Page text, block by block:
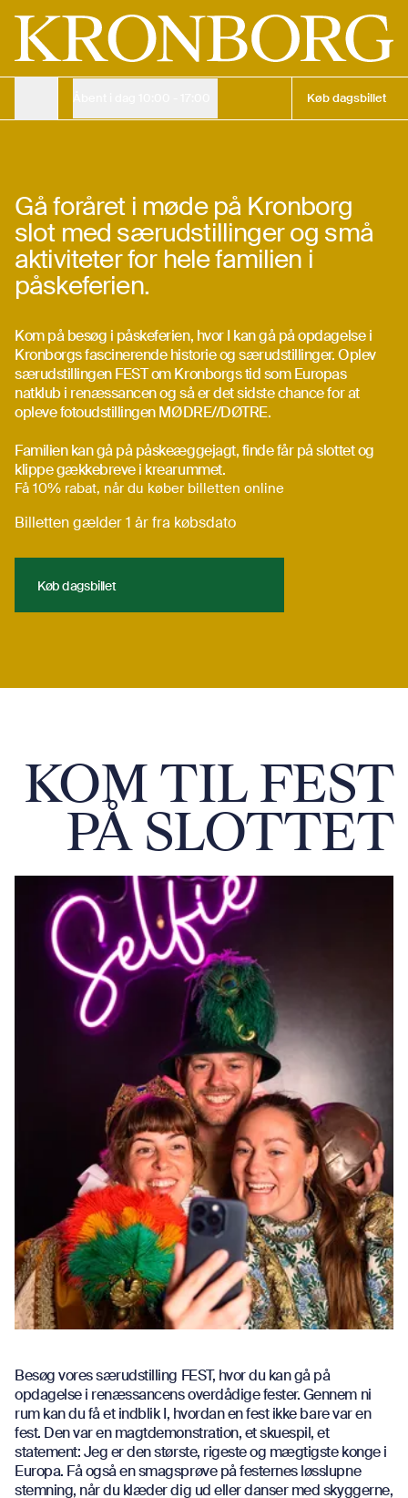
Køb dagsbillet
Dagsbillet
Barn
Gratis
Åbningstider
Køb billet
Køb billet
Påske på Kronborg
Få 10% rabat, når du køber billetten online
Billetten gælder 1 år fra købsdato
Køb dagsbillet
Gå foråret i møde på Kronborg
slot med særudstillinger og små
aktiviteter for hele familien i
påskeferien.
Kom på besøg i påskeferien, hvor I kan gå på opdagelse i
Kronborgs fascinerende historie og særudstillinger. Oplev
særudstillingen FEST om Kronborgs tid som Europas
natklub i renæssancen og så er det sidste chance for at
opleve fotoudstillingen MØDRE//DØTRE.
Familien kan gå på påskeæggejagt, finde får på slottet og
klippe gækkebreve i krearummet.
KOM TIL FEST
PÅ SLOTTET
Besøg vores særudstilling FEST, hvor du kan gå på
opdagelse i renæssancens overdådige fester. Gennem ni
rum kan du få et indblik I, hvordan en fest ikke bare var en
fest. Den var en magtdemonstration, et skuespil, et
statement: Jeg er den største, rigeste og mægtigste konge i
Europa. Få også en smagsprøve på festernes løsslupne
stemning, når du klæder dig ud eller danser med skyggerne,